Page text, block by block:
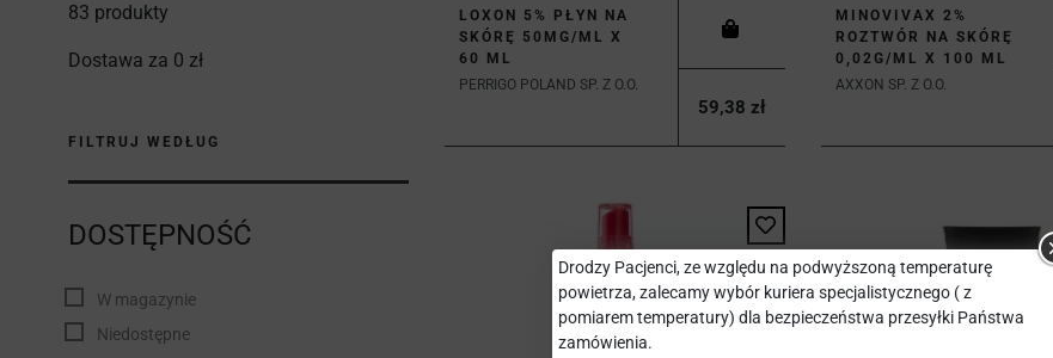
83 produkty
Dostawa za 0 zł
FILTRUJ WEDŁUG
DOSTĘPNOŚĆ
W magazynie
Niedostępne
LOXON 5% PŁYN NA
SKÓRĘ 50MG/ML X
60 ML
PERRIGO POLAND SP. Z O.O.
59,38 zł
MINOVIVAX 2%
ROZTWÓR NA SKÓRĘ
0,02G/ML X 100 ML
AXXON SP. Z O.O.
Drodzy Pacjenci, ze względu na podwyższoną temperaturę
powietrza, zalecamy wybór kuriera specjalistycznego ( z
pomiarem temperatury) dla bezpieczeństwa przesyłki Państwa
zamówienia.